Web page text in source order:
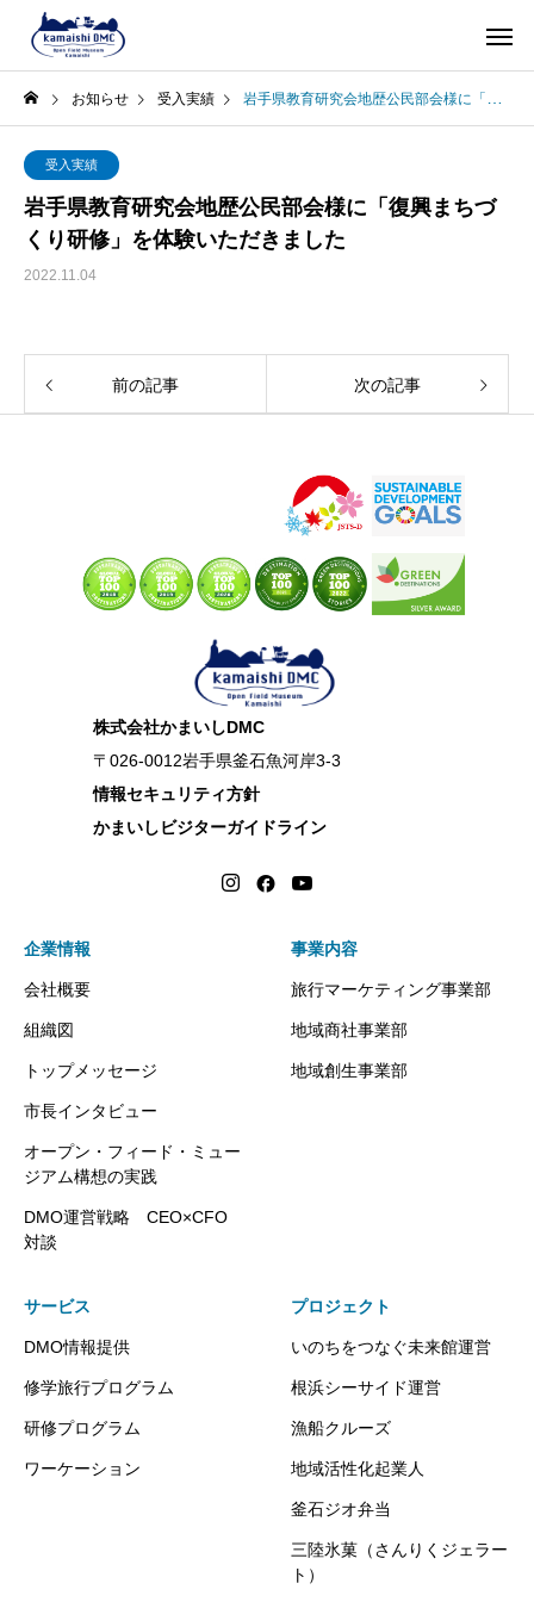
お知らせ 受入実績 岩手県教育研究会地歴公民部会様に「復興まちづくり研修」を体験いただきました
受入実績
岩手県教育研究会地歴公民部会様に「復興まちづ
くり研修」を体験いただきました
2022.11.04
前の記事 次の記事
株式会社かまいしDMC
〒026-0012岩手県釜石魚河岸3-3
情報セキュリティ方針
かまいしビジターガイドライン
企業情報
会社概要
組織図
トップメッセージ
市長インタビュー
オープン・フィード・ミュー
ジアム構想の実践
DMO運営戦略 CEO×CFO
対談
事業内容
旅行マーケティング事業部
地域商社事業部
地域創生事業部
サービス
DMO情報提供
修学旅行プログラム
研修プログラム
ワーケーション
プロジェクト
いのちをつなぐ未来館運営
根浜シーサイド運営
漁船クルーズ
地域活性化起業人
釜石ジオ弁当
三陸氷菓（さんりくジェラー
ト）